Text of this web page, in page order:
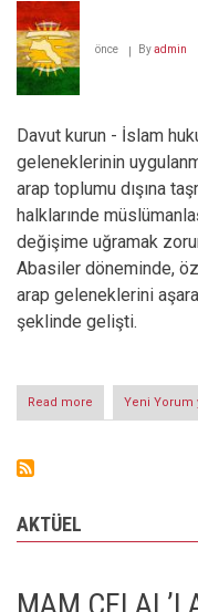
önce Byadmin
Davut kurun - İslam
geleneklerinin
arap toplumu dışına
halklarınde
değişime uğramak
Abasiler döneminde,
arap geleneklerini
şeklinde gelişti.
Read more about
SALAVAT
AFEDİLMESİ
Yeni Yorum
AKTÜEL